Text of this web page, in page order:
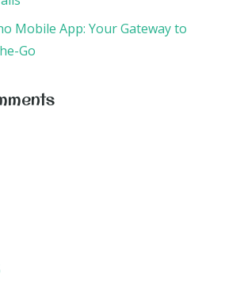
Mobile App: Your Gateway to
Go